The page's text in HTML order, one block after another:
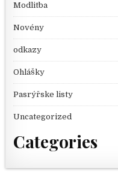
Modlitba
Novény
odkazy
Ohlášky
Pasrýřske listy
Uncategorized
Categories